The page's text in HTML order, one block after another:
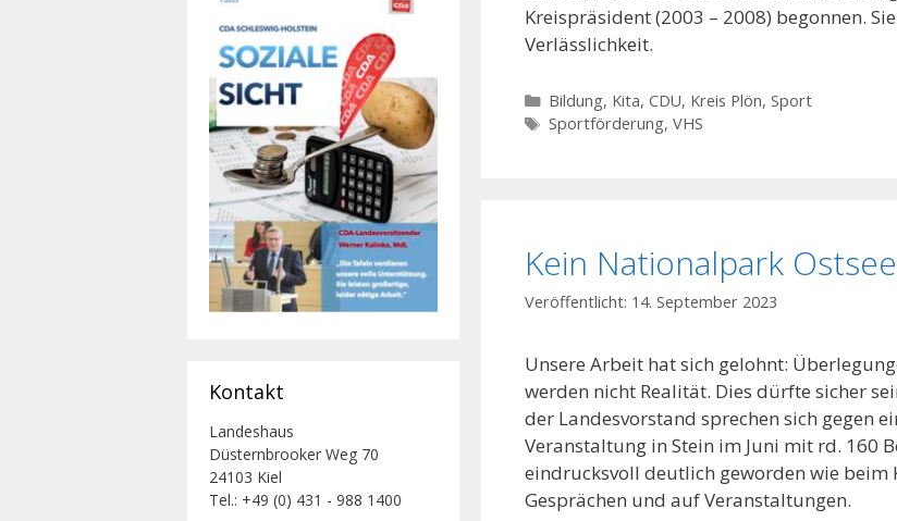
Kreispräsident (2003 – 2008) begonnen.
Verlässlichkeit.
Kategorien
Bildung, Kita, CDU, Kreis Plön, Sport
Schlagwörter
Sportförderung, VHS
Kein Nationalpark Ostsee
14. September 2023
Unsere Arbeit hat sich gelohnt:
werden nicht Realität. Dies dürfte sicher
der Landesvorstand sprechen sich gegen
Veranstaltung in Stein im Juni mit rd. 160
eindrucksvoll deutlich geworden wie beim
Gesprächen und auf Veranstaltungen.
Kontakt
Landeshaus
Düsternbrooker Weg 70
24103 Kiel
Tel.: +49 (0) 431 - 988 1400